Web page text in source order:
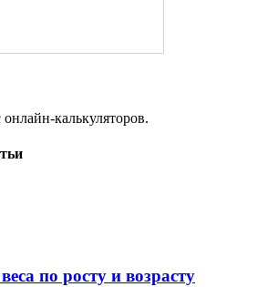
калькуляторов.
по росту и возрасту